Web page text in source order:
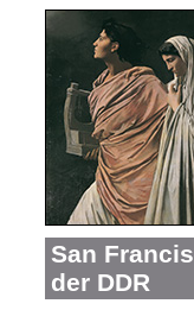
San
der DDR